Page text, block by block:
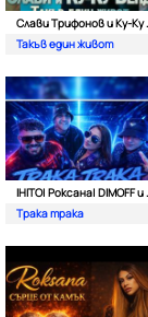
Такъв един живот
IHITO|
Трака трака